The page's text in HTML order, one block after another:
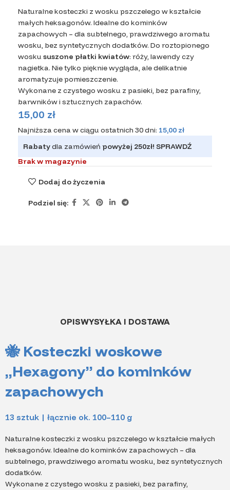
Naturalne kosteczki z wosku pszczelego w kształcie
małych heksagonów. Idealne do kominków
zapachowych – dla subtelnego, prawdziwego aromatu
wosku, bez syntetycznych dodatków. Do roztopionego
wosku suszone płatki kwiatów: róży, lawendy czy
nagietka. Nie tylko pięknie wygląda, ale delikatnie
aromatyzuje pomieszczenie.
Wykonane z czystego wosku z pasieki, bez parafiny,
barwników i sztucznych zapachów.
15,00 zł
Najniższa cena w ciągu ostatnich 30 dni: 15,00 zł
Rabatydla zamówień powyżej 250zł! SPRAWDŹ
Brak w magazynie
Dodaj do życzenia
Podziel się:
OPISWYSYŁKA I DOSTAWA
🐝 Kosteczki woskowe
„Hexagony” do kominków
zapachowych
13 sztuk | łącznie ok. 100–110 g
Naturalne kosteczki z wosku pszczelego w kształcie małych
heksagonów. Idealne do kominków zapachowych – dla
subtelnego, prawdziwego aromatu wosku, bez syntetycznych
dodatków.
Wykonane z czystego wosku z pasieki, bez parafiny,